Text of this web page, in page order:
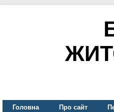
Головна Про сайт